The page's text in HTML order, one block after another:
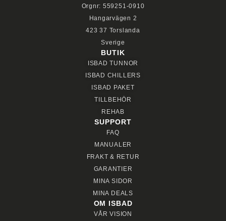
Orgnr: 559251-0910
Hangarvägen 2
423 37 Torslanda
Sverige
BUTIK
ISBAD TUNNOR
ISBAD CHILLERS
ISBAD PAKET
TILLBEHÖR
REHAB
SUPPORT
FAQ
MANUALER
FRAKT & RETUR
GARANTIER
MINA SIDOR
MINA DEALS
OM ISBAD
VÅR VISION